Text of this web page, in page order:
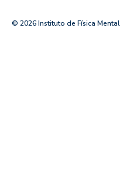
© 2026Instituto de Física Mental